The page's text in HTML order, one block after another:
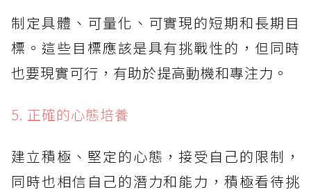
制定具體、可量化、可實現的短期和長期目
標。這些目標應該是具有挑戰性的，但同時
也要現實可行，有助於提高動機和專注力。
5. 正確的心態培養
建立積極、堅定的心態，接受自己的限制，
同時也相信自己的潛力和能力，積極看待挑